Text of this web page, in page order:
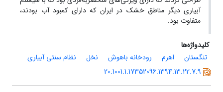
آبیاری دیگر مناطق خشک در ایران که دارای کمبود آب بودند،
متفاوت بود.
کلیدواژه‌ها
تنگستان
اهرم رودخانه باهوش نخل
نظام سنتی آبیاری
20.1001.1.17352096.1394.13.22.7.9